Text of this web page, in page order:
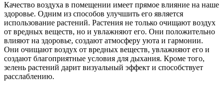
Качество воздуха в помещении имеет прямое влияние на наше
здоровье. Одним из способов улучшить его является
использование растений. Растения не только очищают воздух
от вредных веществ, но и увлажняют его. Они положительно
влияют на здоровье, создают атмосферу уюта и гармонии.
Они очищают воздух от вредных веществ, увлажняют его и
создают благоприятные условия для дыхания. Кроме того,
зелень растений дарит визуальный эффект и способствует
расслаблению.